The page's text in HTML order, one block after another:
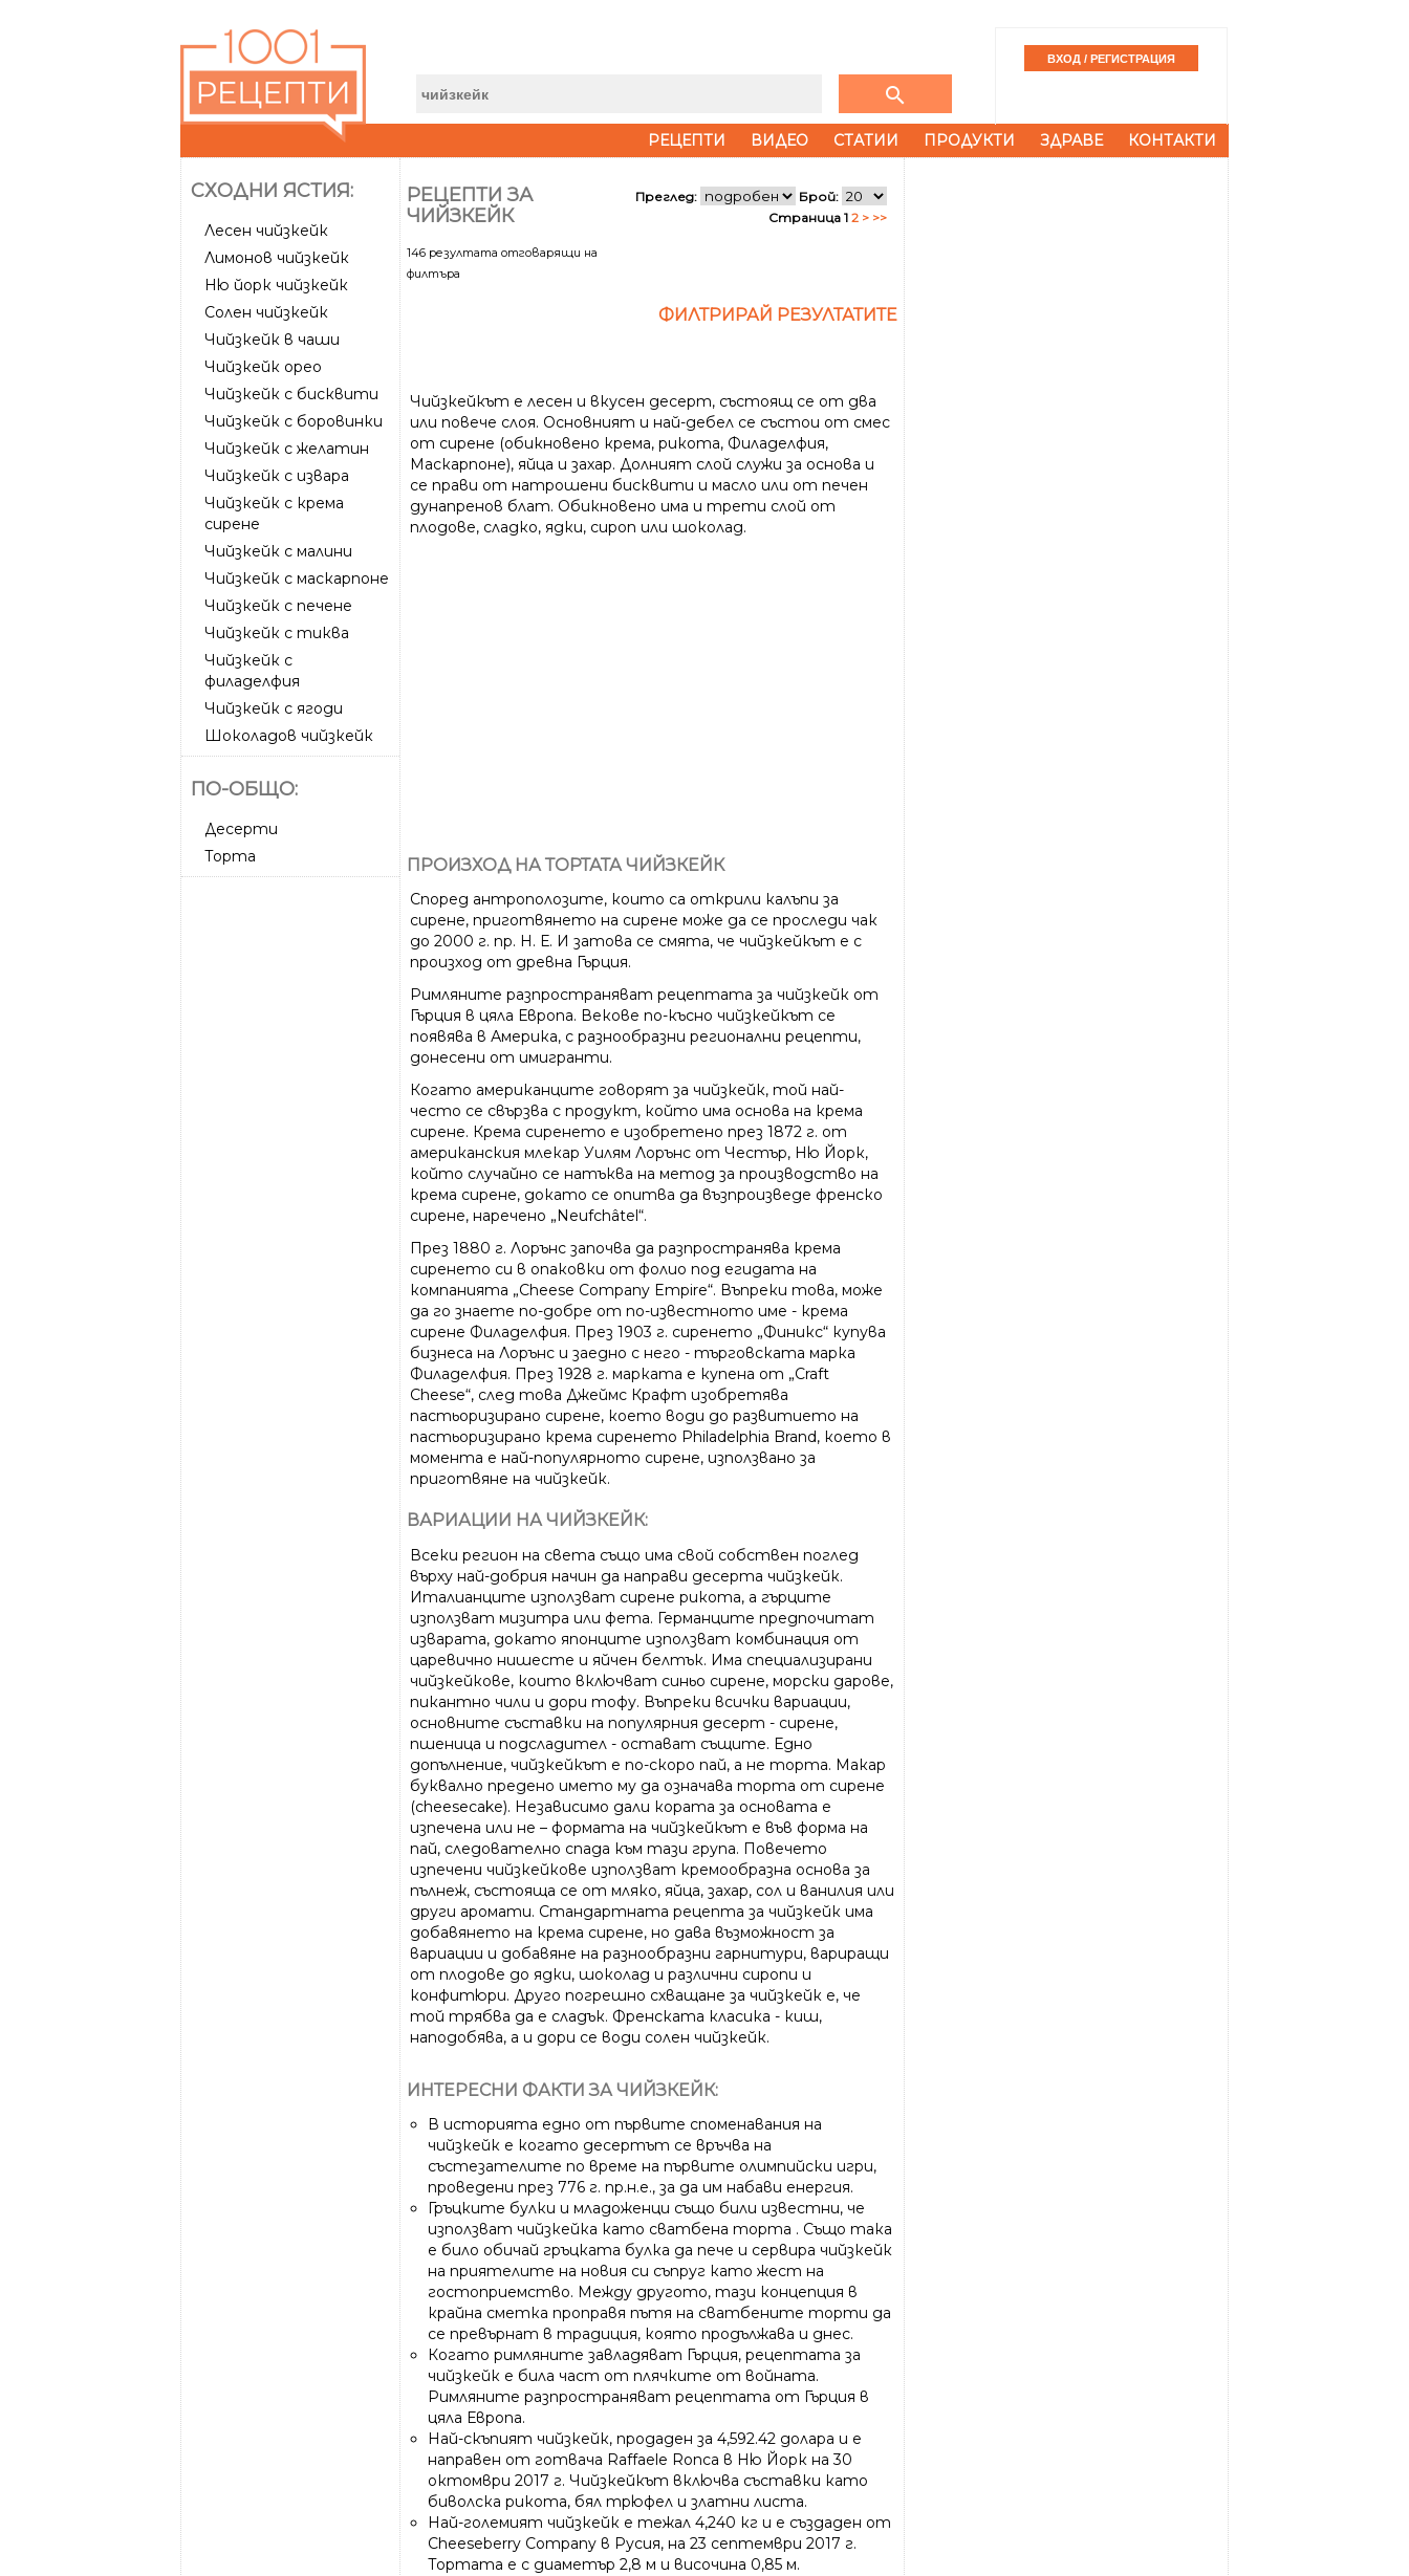
search
РЕЦЕПТИ ВИДЕО СТАТИИ ПРОДУКТИ ЗДРАВЕ КОНТАКТИ
СХОДНИ ЯСТИЯ:
Лесен чийзкейк
Лимонов чийзкейк
Ню йорк чийзкейк
Солен чийзкейк
Чийзкейк в чаши
Чийзкейк орео
Чийзкейк с бисквити
Чийзкейк с боровинки
Чийзкейк с желатин
Чийзкейк с извара
Чийзкейк с крема
сирене
Чийзкейк с малини
Чийзкейк с маскарпоне
Чийзкейк с печене
Чийзкейк с тиква
Чийзкейк с
филаделфия
Чийзкейк с ягоди
Шоколадов чийзкейк
ПО-ОБЩО:
Десерти
Торта
РЕЦЕПТИ ЗА
ЧИЙЗКЕЙК
146 резултата отговарящи на
филтъра
Преглед:
Брой:
Страница 1 2 > >>
ФИЛТРИРАЙ РЕЗУЛТАТИТЕ
Чийзкейкът е лесен и вкусен десерт, състоящ се от два
или повече слоя. Основният и най-дебел се състои от смес
от сирене (обикновено крема, рикота, Филаделфия,
Маскарпоне), яйца и захар. Долният слой служи за основа и
се прави от натрошени бисквити и масло или от печен
дунапренов блат. Обикновено има и трети слой от
плодове, сладко, ядки, сироп или шоколад.
ПРОИЗХОД НА ТОРТАТА ЧИЙЗКЕЙК
Според антрополозите, които са открили калъпи за
сирене, приготвянето на сирене може да се проследи чак
до 2000 г. пр. Н. Е. И затова се смята, че чийзкейкът е с
произход от древна Гърция.
Римляните разпространяват рецептата за чийзкейк от
Гърция в цяла Европа. Векове по-късно чийзкейкът се
появява в Америка, с разнообразни регионални рецепти,
донесени от имигранти.
Когато американците говорят за чийзкейк, той най-
често се свързва с продукт, който има основа на крема
сирене. Крема сиренето е изобретено през 1872 г. от
американския млекар Уилям Лорънс от Честър, Ню Йорк,
който случайно се натъква на метод за производство на
крема сирене, докато се опитва да възпроизведе френско
сирене, наречено „Neufchâtel“.
През 1880 г. Лорънс започва да разпространява крема
сиренето си в опаковки от фолио под егидата на
компанията „Cheese Company Empire“. Въпреки това, може
да го знаете по-добре от по-известното име - крема
сирене Филаделфия. През 1903 г. сиренето „Финикс“ купува
бизнеса на Лорънс и заедно с него - търговската марка
Филаделфия. През 1928 г. марката е купена от „Craft
Cheese“, след това Джеймс Крафт изобретява
пастьоризирано сирене, което води до развитието на
пастьоризирано крема сиренето Philadelphia Brand, което в
момента е най-популярното сирене, използвано за
приготвяне на чийзкейк.
ВАРИАЦИИ НА ЧИЙЗКЕЙК:
Всеки регион на света също има свой собствен поглед
върху най-добрия начин да направи десерта чийзкейк.
Италианците използват сирене рикота, а гърците
използват мизитра или фета. Германците предпочитат
изварата, докато японците използват комбинация от
царевично нишесте и яйчен белтък. Има специализирани
чийзкейкове, които включват синьо сирене, морски дарове,
пикантно чили и дори тофу. Въпреки всички вариации,
основните съставки на популярния десерт - сирене,
пшеница и подсладител - остават същите. Едно
допълнение, чийзкейкът е по-скоро пай, а не торта. Макар
буквално предено името му да означава торта от сирене
(cheesecake). Независимо дали кората за основата е
изпечена или не – формата на чийзкейкът е във форма на
пай, следователно спада към тази група. Повечето
изпечени чийзкейкове използват кремообразна основа за
пълнеж, състояща се от мляко, яйца, захар, сол и ванилия или
други аромати. Стандартната рецепта за чийзкейк има
добавянето на крема сирене, но дава възможност за
вариации и добавяне на разнообразни гарнитури, вариращи
от плодове до ядки, шоколад и различни сиропи и
конфитюри. Друго погрешно схващане за чийзкейк е, че
той трябва да е сладък. Френската класика - киш,
наподобява, а и дори се води солен чийзкейк.
ИНТЕРЕСНИ ФАКТИ ЗА ЧИЙЗКЕЙК:
В историята едно от първите споменавания на
чийзкейк е когато десертът се връчва на
състезателите по време на първите олимпийски игри,
проведени през 776 г. пр.н.е., за да им набави енергия.
Гръцките булки и младоженци също били известни, че
използват чийзкейка като сватбена торта . Също така
е било обичай гръцката булка да пече и сервира чийзкейк
на приятелите на новия си съпруг като жест на
гостоприемство. Между другото, тази концепция в
крайна сметка проправя пътя на сватбените торти да
се превърнат в традиция, която продължава и днес.
Когато римляните завладяват Гърция, рецептата за
чийзкейк е била част от плячките от войната.
Римляните разпространяват рецептата от Гърция в
цяла Европа.
Най-скъпият чийзкейк, продаден за 4,592.42 долара и е
направен от готвача Raffaele Ronca в Ню Йорк на 30
октомври 2017 г. Чийзкейкът включва съставки като
биволска рикота, бял трюфел и златни листа.
Най-големият чийзкейк е тежал 4,240 кг и е създаден от
Cheeseberry Company в Русия, на 23 септември 2017 г.
Тортата е с диаметър 2,8 м и височина 0,85 м.